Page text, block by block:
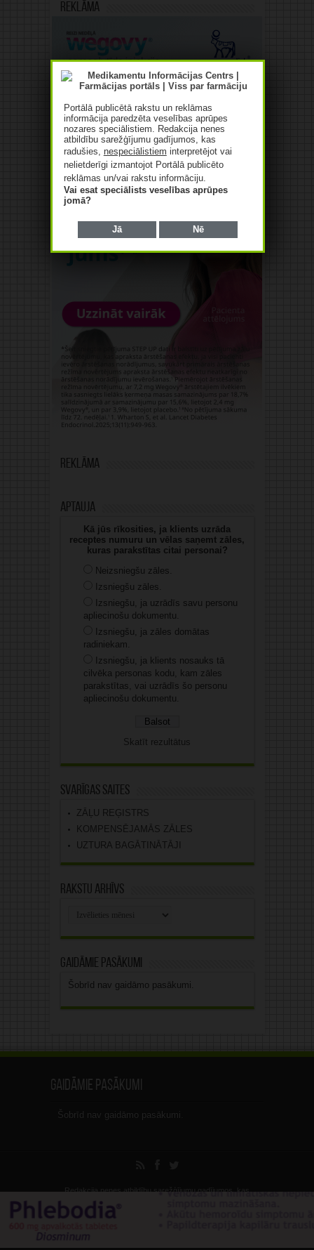
Reklāma
Reklāma
Aptauja
Kā jūs rīkosities, ja klients uzrāda
receptes numuru un vēlas saņemt zāles,
kuras parakstītas citai personai?
Neizsniegšu zāles.
Izsniegšu zāles.
Izsniegšu, ja uzrādīs savu personu
apliecinošu dokumentu.
Izsniegšu, ja zāles domātas
radiniekam.
Izsniegšu, ja klients nosauks tā
cilvēka personas kodu, kam zāles
parakstītas, vai uzrādīs šo personu
apliecinošu dokumentu.
Skatīt rezultātus
Svarīgas saites
ZĀĻU REĢISTRS
KOMPENSĒJAMĀS ZĀLES
UZTURA BAGĀTINĀTĀJI
Rakstu arhīvs
Gaidāmie pasākumi
Šobrīd nav gaidāmo pasākumi.
Gaidāmie pasākumi
Šobrīd nav gaidāmo pasākumi.
Redakcija nenes atbildību sarežģījumu gadījumos, kas
radušies, nespeciālistiem interpretējot vai nelietderīgi
Portālā publicētā rakstu un reklāmas
informācija paredzēta veselības aprūpes
nozares speciālistiem. Redakcija nenes
atbildību sarežģījumu gadījumos, kas
radušies, nespeciālistiem interpretējot vai
nelietderīgi izmantojot Portālā publicēto
reklāmas un/vai rakstu informāciju.
Vai esat speciālists veselības aprūpes
jomā?
Jā Nē